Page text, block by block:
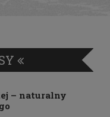
– naturalny